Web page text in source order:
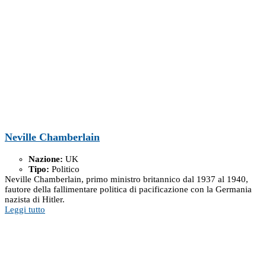
Neville Chamberlain
Nazione: UK
Tipo: Politico
Neville Chamberlain, primo ministro britannico dal 1937 al 1940,
fautore della fallimentare politica di pacificazione con la Germania
nazista di Hitler.
Leggi tutto